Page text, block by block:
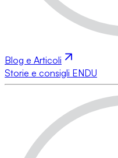
Blog e Articoli
Storie e consigli ENDU